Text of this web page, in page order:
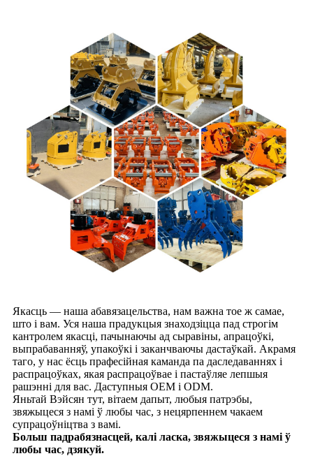
Якасць — наша абавязацельства, нам важна тое ж самае,
што і вам. Уся наша прадукцыя знаходзіцца пад строгім
кантролем якасці, пачынаючы ад сыравіны, апрацоўкі,
выпрабаванняў, упакоўкі і заканчваючы дастаўкай. Акрамя
таго, у нас ёсць прафесійная каманда па даследаваннях і
распрацоўках, якая распрацоўвае і пастаўляе лепшыя
рашэнні для вас. Даступныя OEM і ODM.
Яньтай Вэйсян тут, вітаем дапыт, любыя патрэбы,
звяжыцеся з намі ў любы час, з нецярпеннем чакаем
супрацоўніцтва з вамі.
Больш падрабязнасцей, калі ласка, звяжыцеся з намі ў
любы час, дзякуй.